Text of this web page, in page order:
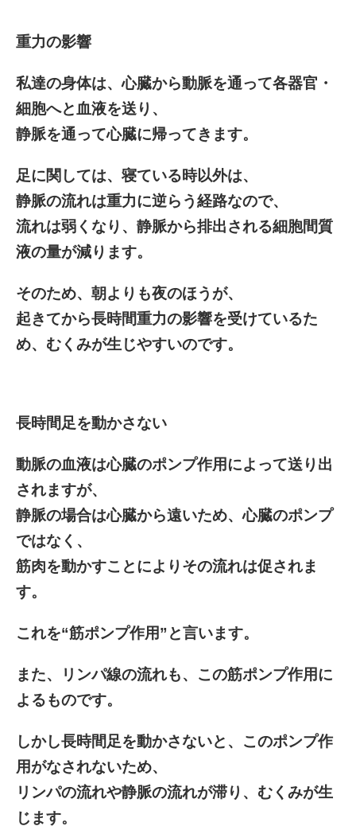
重力の影響
私達の身体は、心臓から動脈を通って各器官・
細胞へと血液を送り、
静脈を通って心臓に帰ってきます。
足に関しては、寝ている時以外は、
静脈の流れは重力に逆らう経路なので、
流れは弱くなり、静脈から排出される細胞間質
液の量が減ります。
そのため、朝よりも夜のほうが、
起きてから長時間重力の影響を受けているた
め、むくみが生じやすいのです。
長時間足を動かさない
動脈の血液は心臓のポンプ作用によって送り出
されますが、
静脈の場合は心臓から遠いため、心臓のポンプ
ではなく、
筋肉を動かすことによりその流れは促されま
す。
これを“筋ポンプ作用”と言います。
また、リンパ線の流れも、この筋ポンプ作用に
よるものです。
しかし長時間足を動かさないと、このポンプ作
用がなされないため、
リンパの流れや静脈の流れが滞り、むくみが生
じます。